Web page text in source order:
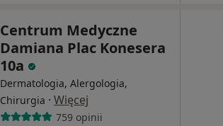
Centrum Medyczne
Damiana Plac Konesera
10a
Dermatologia, Alergologia,
Chirurgia · Więcej
759 opinii